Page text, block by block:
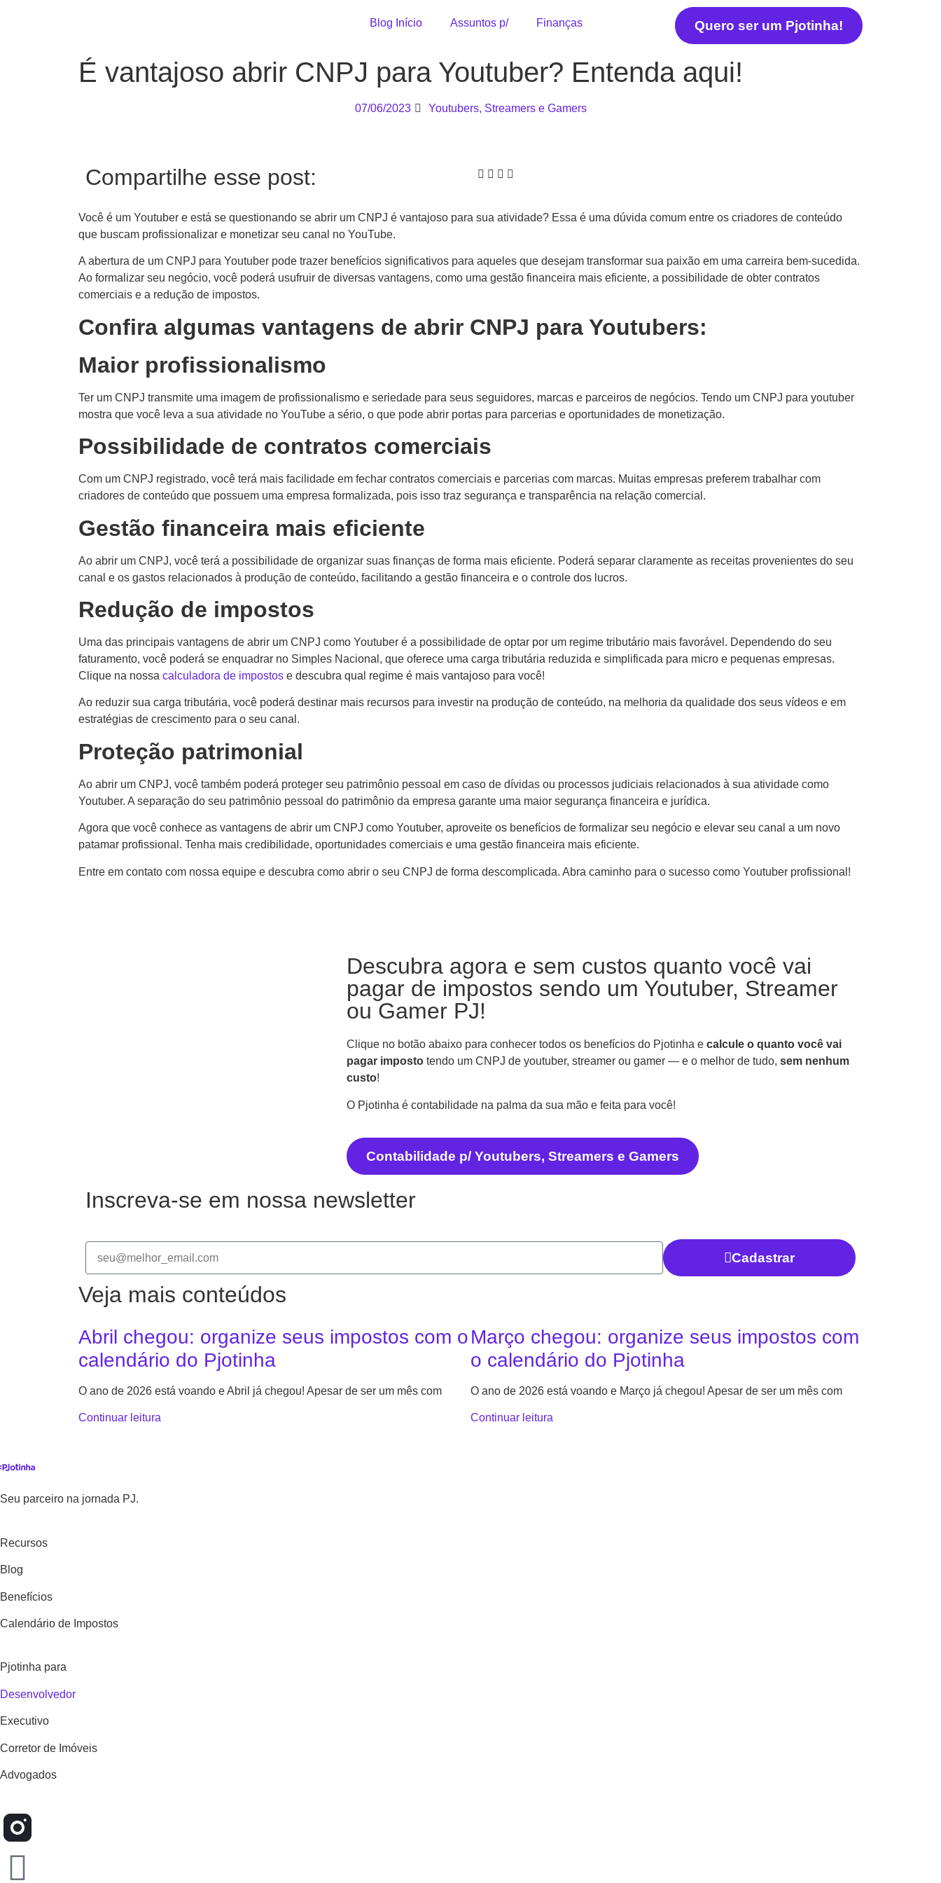
Blog Início Assuntos p/ Finanças Quero ser um Pjotinha!
É vantajoso abrir CNPJ para Youtuber? Entenda aqui!
07/06/2023 Youtubers, Streamers e Gamers
Compartilhe esse post:
Você é um Youtuber e está se questionando se abrir um CNPJ é vantajoso para sua atividade? Essa é uma dúvida comum entre os criadores de conteúdo
que buscam profissionalizar e monetizar seu canal no YouTube.
A abertura de um CNPJ para Youtuber pode trazer benefícios significativos para aqueles que desejam transformar sua paixão em uma carreira bem-sucedida.
Ao formalizar seu negócio, você poderá usufruir de diversas vantagens, como uma gestão financeira mais eficiente, a possibilidade de obter contratos
comerciais e a redução de impostos.
Confira algumas vantagens de abrir CNPJ para Youtubers:
Maior profissionalismo
Ter um CNPJ transmite uma imagem de profissionalismo e seriedade para seus seguidores, marcas e parceiros de negócios. Tendo um CNPJ para youtuber
mostra que você leva a sua atividade no YouTube a sério, o que pode abrir portas para parcerias e oportunidades de monetização.
Possibilidade de contratos comerciais
Com um CNPJ registrado, você terá mais facilidade em fechar contratos comerciais e parcerias com marcas. Muitas empresas preferem trabalhar com
criadores de conteúdo que possuem uma empresa formalizada, pois isso traz segurança e transparência na relação comercial.
Gestão financeira mais eficiente
Ao abrir um CNPJ, você terá a possibilidade de organizar suas finanças de forma mais eficiente. Poderá separar claramente as receitas provenientes do seu
canal e os gastos relacionados à produção de conteúdo, facilitando a gestão financeira e o controle dos lucros.
Redução de impostos
Uma das principais vantagens de abrir um CNPJ como Youtuber é a possibilidade de optar por um regime tributário mais favorável. Dependendo do seu
faturamento, você poderá se enquadrar no Simples Nacional, que oferece uma carga tributária reduzida e simplificada para micro e pequenas empresas.
Clique na nossa calculadora de impostos e descubra qual regime é mais vantajoso para você!
Ao reduzir sua carga tributária, você poderá destinar mais recursos para investir na produção de conteúdo, na melhoria da qualidade dos seus vídeos e em
estratégias de crescimento para o seu canal.
Proteção patrimonial
Ao abrir um CNPJ, você também poderá proteger seu patrimônio pessoal em caso de dívidas ou processos judiciais relacionados à sua atividade como
Youtuber. A separação do seu patrimônio pessoal do patrimônio da empresa garante uma maior segurança financeira e jurídica.
Agora que você conhece as vantagens de abrir um CNPJ como Youtuber, aproveite os benefícios de formalizar seu negócio e elevar seu canal a um novo
patamar profissional. Tenha mais credibilidade, oportunidades comerciais e uma gestão financeira mais eficiente.
Entre em contato com nossa equipe e descubra como abrir o seu CNPJ de forma descomplicada. Abra caminho para o sucesso como Youtuber profissional!
Descubra agora e sem custos quanto você vai
pagar de impostos sendo um Youtuber, Streamer
ou Gamer PJ!
Clique no botão abaixo para conhecer todos os benefícios do Pjotinha ecalcule o quanto você vai
pagar imposto tendo um CNPJ de youtuber, streamer ou gamer — e o melhor de tudo,sem nenhum
custo!
O Pjotinha é contabilidade na palma da sua mão e feita para você!
Contabilidade p/ Youtubers, Streamers e Gamers
Inscreva-se em nossa newsletter
Cadastrar
Veja mais conteúdos
Abril chegou: organize seus impostos com o
calendário do Pjotinha
O ano de 2026 está voando e Abril já chegou! Apesar de ser um mês com
Continuar leitura
Março chegou: organize seus impostos com
o calendário do Pjotinha
O ano de 2026 está voando e Março já chegou! Apesar de ser um mês com
Continuar leitura
Seu parceiro na jornada PJ.
Recursos
Blog
Benefícios
Calendário de Impostos
Pjotinha para
Desenvolvedor
Executivo
Corretor de Imóveis
Advogados